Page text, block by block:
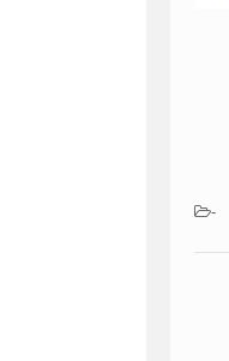
-